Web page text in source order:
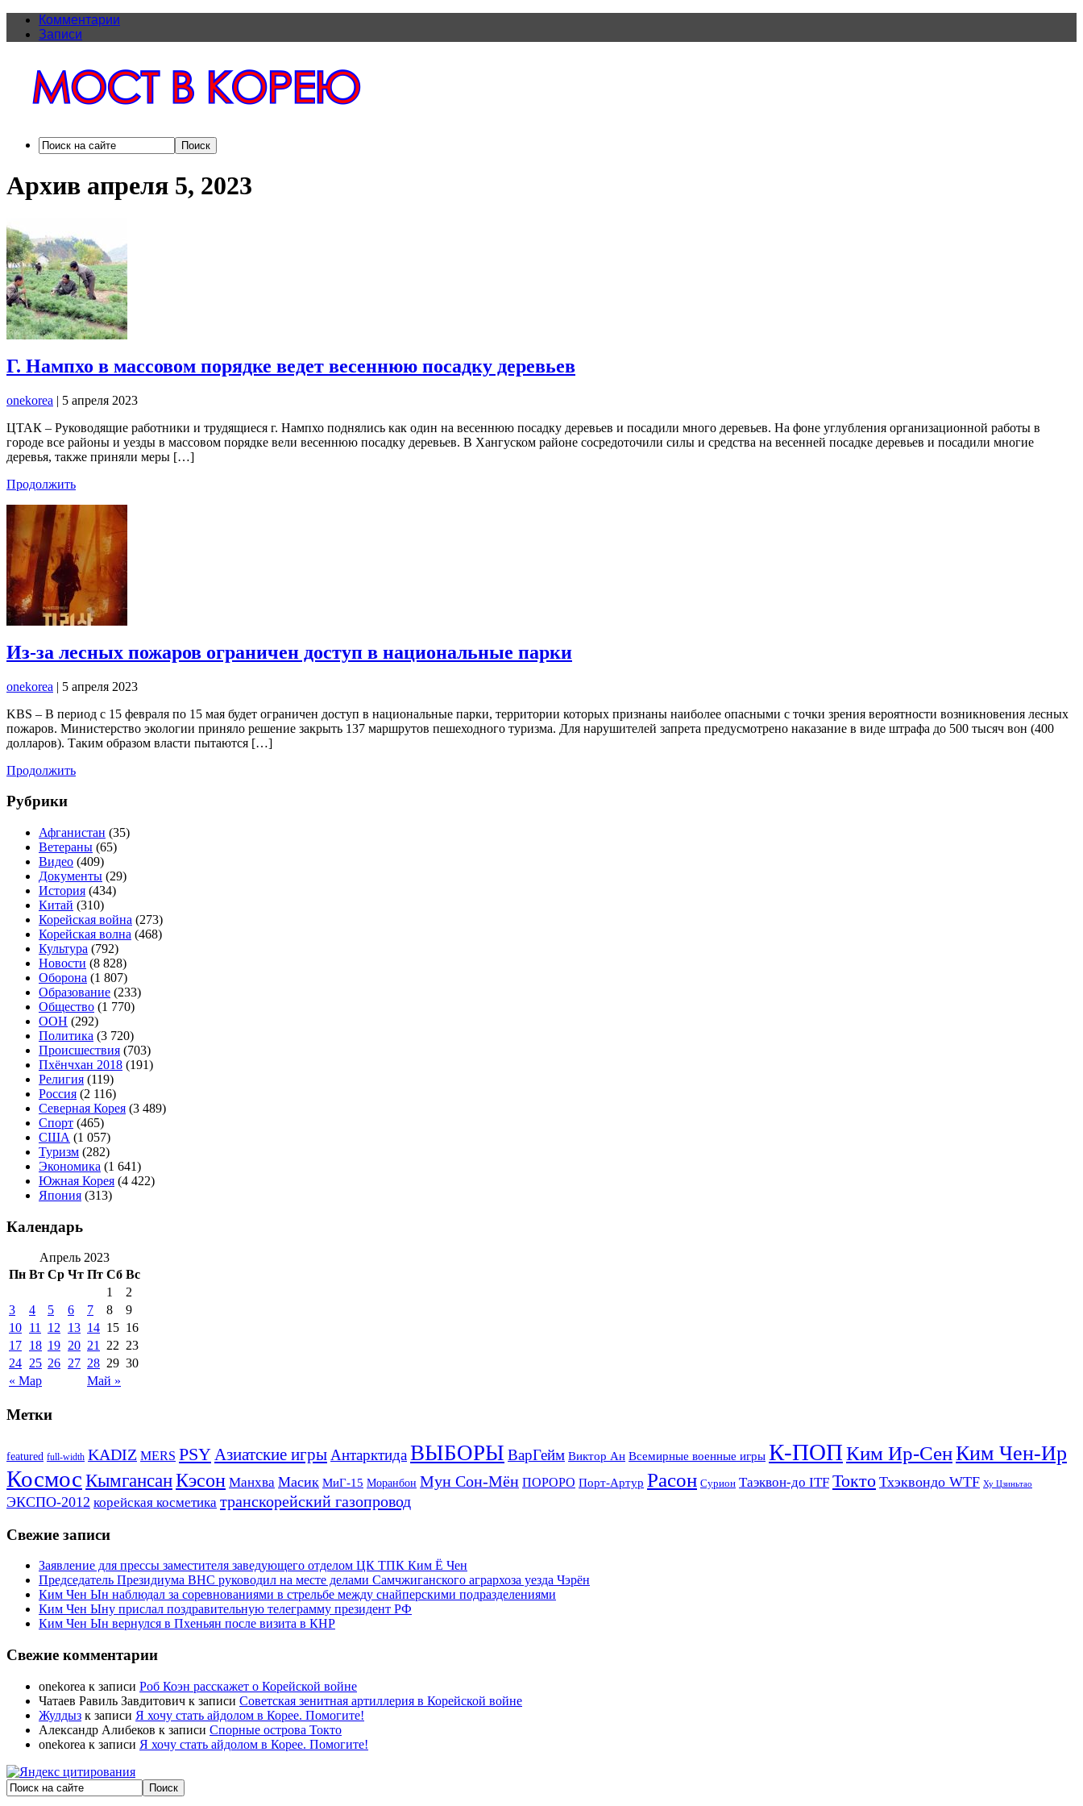
Комментарии
Записи
Архив апреля 5, 2023
Г. Нампхо в массовом порядке ведет весеннюю посадку деревьев
onekorea | 5 апреля 2023
ЦТАК – Руководящие работники и трудящиеся г. Нампхо поднялись как один на весеннюю посадку деревьев и посадили много деревьев. На фоне углубления организационной работы в
городе все районы и уезды в массовом порядке вели весеннюю посадку деревьев. В Хангуском районе сосредоточили силы и средства на весенней посадке деревьев и посадили многие
деревья, также приняли меры […]
Продолжить
Из-за лесных пожаров ограничен доступ в национальные парки
onekorea | 5 апреля 2023
KBS – В период с 15 февраля по 15 мая будет ограничен доступ в национальные парки, территории которых признаны наиболее опасными с точки зрения вероятности возникновения лесных
пожаров. Министерство экологии приняло решение закрыть 137 маршрутов пешеходного туризма. Для нарушителей запрета предусмотрено наказание в виде штрафа до 500 тысяч вон (400
долларов). Таким образом власти пытаются […]
Продолжить
Рубрики
Афганистан (35)
Ветераны (65)
Видео (409)
Документы (29)
История (434)
Китай (310)
Корейская война (273)
Корейская волна (468)
Культура (792)
Новости (8 828)
Оборона (1 807)
Образование (233)
Общество (1 770)
ООН (292)
Политика (3 720)
Происшествия (703)
Пхёнчхан 2018 (191)
Религия (119)
Россия (2 116)
Северная Корея (3 489)
Спорт (465)
США (1 057)
Туризм (282)
Экономика (1 641)
Южная Корея (4 422)
Япония (313)
Календарь
Апрель 2023
Пн Вт Ср Чт Пт Сб Вс
« Мар Май »
1
2
3
4 5 6 7 8
9
10 11 12 13 14 15 16
17 18 19 20 21 22 23
24 25 26 27 28 29 30
Метки
featured full-width KADIZ MERS PSYАзиатские игры АнтарктидаВЫБОРЫ ВарГейм Виктор Ан Всемирные военные игры К-ПОПКим Ир-СенКим Чен-Ир
Космос КымгансанКэсон Манхва Масик МиГ-15 Моранбон Мун Сон-Мён ПОРОРО Порт-Артур Расон Сурион Таэквон-до ITF Токто Тхэквондо WTF Ху Цзиньтао
ЭКСПО-2012 корейская косметика транскорейский газопровод
Свежие записи
Заявление для прессы заместителя заведующего отделом ЦК ТПК Ким Ё Чен
Председатель Президиума ВНС руководил на месте делами Самчжиганского агрархоза уезда Чэрён
Ким Чен Ын наблюдал за соревнованиями в стрельбе между снайперскими подразделениями
Ким Чен Ыну прислал поздравительную телеграмму президент РФ
Ким Чен Ын вернулся в Пхеньян после визита в КНР
Свежие комментарии
onekorea к записи Роб Коэн расскажет о Корейской войне
Чатаев Равиль Завдитович к записи Советская зенитная артиллерия в Корейской войне
Жулдыз к записи Я хочу стать айдолом в Корее. Помогите!
Александр Алибеков к записи Спорные острова Токто
onekorea к записи Я хочу стать айдолом в Корее. Помогите!